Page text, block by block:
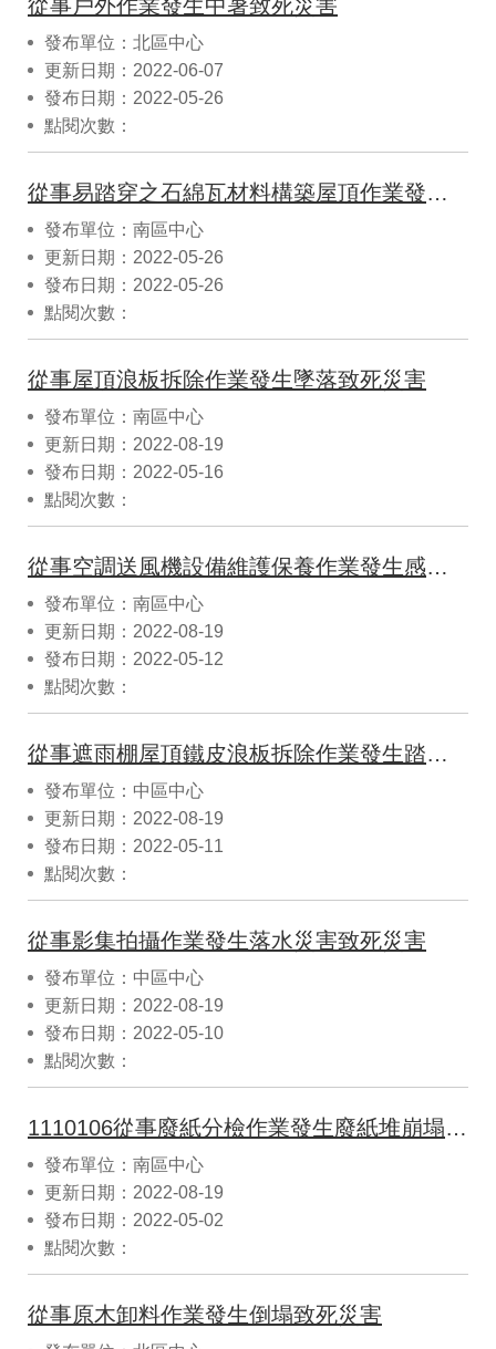
從事戶外作業發生中暑致死災害
發布單位：北區中心
更新日期：2022-06-07
發布日期：2022-05-26
點閱次數：
從事易踏穿之石綿瓦材料構築屋頂作業發生墜落致死災害
發布單位：南區中心
更新日期：2022-05-26
發布日期：2022-05-26
點閱次數：
從事屋頂浪板拆除作業發生墜落致死災害
發布單位：南區中心
更新日期：2022-08-19
發布日期：2022-05-16
點閱次數：
從事空調送風機設備維護保養作業發生感電致死災害
發布單位：南區中心
更新日期：2022-08-19
發布日期：2022-05-12
點閱次數：
從事遮雨棚屋頂鐵皮浪板拆除作業發生踏穿塑膠採光浪板墜落死亡災害
發布單位：中區中心
更新日期：2022-08-19
發布日期：2022-05-11
點閱次數：
從事影集拍攝作業發生落水災害致死災害
發布單位：中區中心
更新日期：2022-08-19
發布日期：2022-05-10
點閱次數：
1110106從事廢紙分檢作業發生廢紙堆崩塌災害
發布單位：南區中心
更新日期：2022-08-19
發布日期：2022-05-02
點閱次數：
從事原木卸料作業發生倒塌致死災害